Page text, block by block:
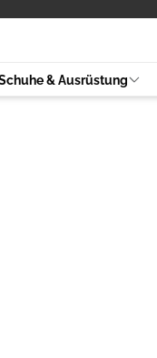
& Ausrüstung